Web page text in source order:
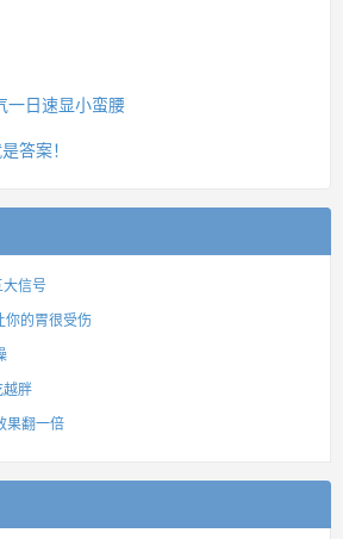
一日速显小蛮腰
答案！
信号
的胃很受伤
越胖
果翻一倍